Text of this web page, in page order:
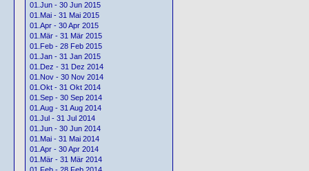
01.Jun - 30 Jun 2015
01.Mai - 31 Mai 2015
01.Apr - 30 Apr 2015
01.Mär - 31 Mär 2015
01.Feb - 28 Feb 2015
01.Jan - 31 Jan 2015
01.Dez - 31 Dez 2014
01.Nov - 30 Nov 2014
01.Okt - 31 Okt 2014
01.Sep - 30 Sep 2014
01.Aug - 31 Aug 2014
01.Jul - 31 Jul 2014
01.Jun - 30 Jun 2014
01.Mai - 31 Mai 2014
01.Apr - 30 Apr 2014
01.Mär - 31 Mär 2014